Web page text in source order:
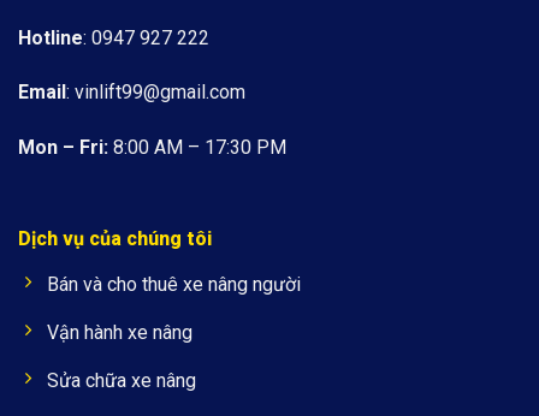
Hotline: 0947 927 222
Email : vinlift99@gmail.com
Mon – Fri: 8:00 AM – 17:30 PM
Dịch vụ của chúng tôi
Bán và cho thuê xe nâng người
Vận hành xe nâng
Sửa chữa xe nâng